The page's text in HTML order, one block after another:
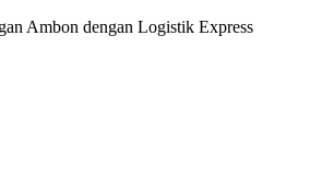
Ambon dengan Logistik Express